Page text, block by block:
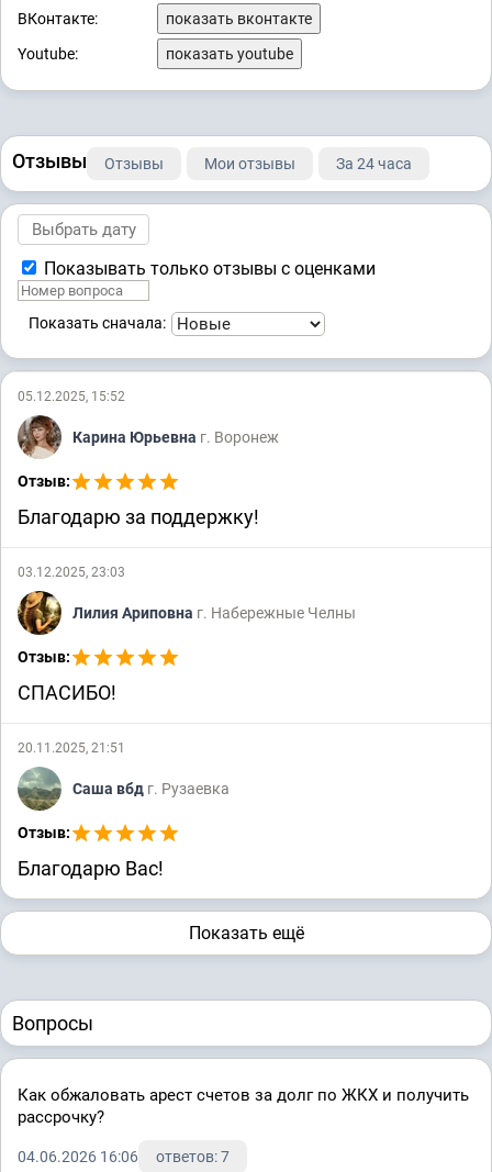
ВКонтакте:
показать вконтакте
Youtube:
показать youtube
Отзывы Отзывы Мои отзывы За 24 часа
Показывать только отзывы с оценками
Показать сначала:
05.12.2025, 15:52
Карина Юрьевна г. Воронеж
Отзыв:
Благодарю за поддержку!
03.12.2025, 23:03
Лилия Ариповна г. Набережные Челны
Отзыв:
СПАСИБО!
20.11.2025, 21:51
Саша вбд г. Рузаевка
Отзыв:
Благодарю Вас!
Показать ещё
Вопросы
Как обжаловать арест счетов за долг по ЖКХ и получить
рассрочку?
04.06.2026 16:06 ответов: 7